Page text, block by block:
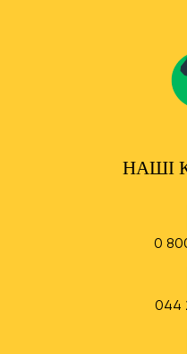
НАШІ
0
044